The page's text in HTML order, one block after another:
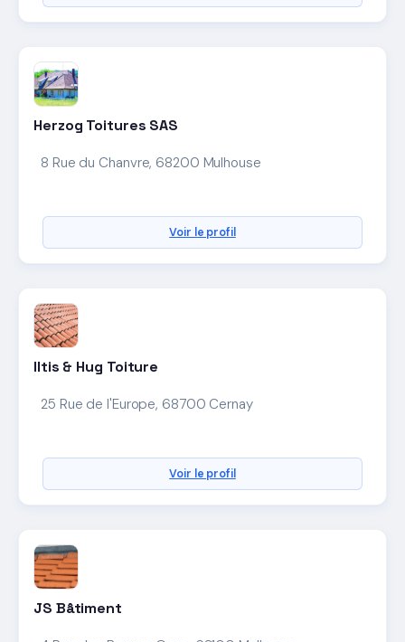
Herzog Toitures SAS
8 Rue du Chanvre, 68200 Mulhouse
Voir le profil
Iltis & Hug Toiture
25 Rue de l'Europe, 68700 Cernay
Voir le profil
JS Bâtiment